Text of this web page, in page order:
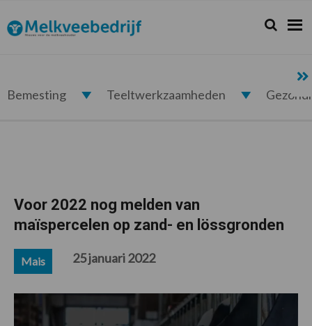
de
hoofdnavigatie
de
hoofd
de
eerste
de
voettekst
Melkveebedrijf.nl Zoeken...
Zoek
Bemesting Teeltwerkzaamheden
Voor 2022 nog melden van
maïspercelen op zand- en lössgronden
Mais 25 januari 2022